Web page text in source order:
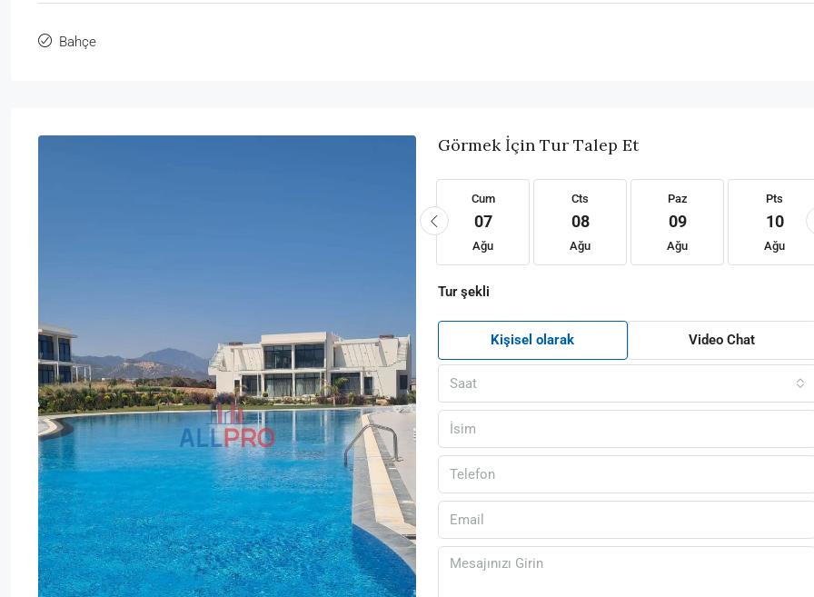
Bahçe
Görmek İçin Tur Talep Et
Cum
07
Ağu
Cts
08
Ağu
Paz
09
Ağu
Pts
10
Ağu
Tur şekli
Kişisel olarak Video Chat
Saat